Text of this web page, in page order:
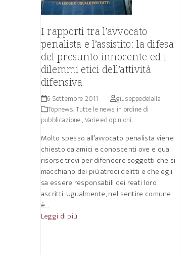
I rapporti tra l’avvocato
penalista e l’assistito: la difesa
del presunto innocente ed i
dilemmi etici dell’attività
difensiva.
6 Settembre 2011
giuseppedelalla
Topnews. Tutte le news in ordine di
pubblicazione.,Varie ed opinioni.
Molto spesso all’avvocato penalista viene
chiesto da amici e conoscenti ove e quali
risorse trovi per difendere soggetti che si
macchiano dei più atroci delitti e che egli
sa essere responsabili dei reati loro
ascritti. Ugualmente, nel sentire comune
è…
Leggi di più